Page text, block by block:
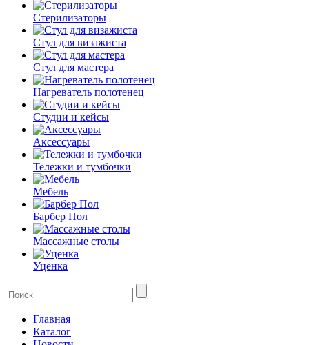
Стерилизаторы
Стул для визажиста
Стул для мастера
Нагреватель полотенец
Студии и кейсы
Аксессуары
Тележки и тумбочки
Мебель
Барбер Пол
Массажные столы
Уценка
Главная
Каталог